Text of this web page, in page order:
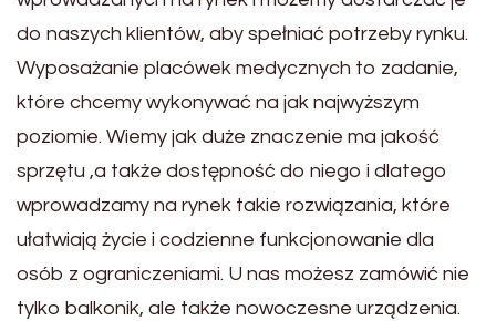
do naszych klientów, aby spełniać potrzeby rynku.
Wyposażanie placówek medycznych to zadanie,
które chcemy wykonywać na jak najwyższym
poziomie. Wiemy jak duże znaczenie ma jakość
sprzętu ,a także dostępność do niego i dlatego
wprowadzamy na rynek takie rozwiązania, które
ułatwiają życie i codzienne funkcjonowanie dla
osób z ograniczeniami. U nas możesz zamówić nie
tylko balkonik, ale także nowoczesne urządzenia.